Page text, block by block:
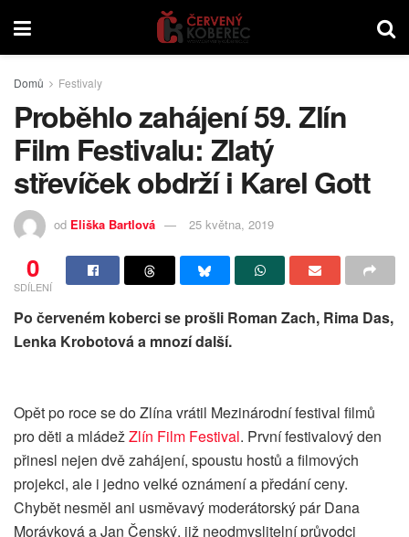
Domů Festivaly
Proběhlo zahájení 59. Zlín
Film Festivalu: Zlatý
střevíček obdrží i Karel Gott
od Eliška Bartlová 25 května, 2019
0
SDÍLENÍ
Po červeném koberci se prošli Roman Zach, Rima Das,
Lenka Krobotová a mnozí další.
Opět po roce se do Zlína vrátil Mezinárodní festival filmů
pro děti a mládežZlín Film Festival. První festivalový den
přinesl nejen dvě zahájení, spoustu hostů a filmových
projekci, ale i jedno velké oznámení a předání ceny.
Chybět nesměl ani usměvavý moderátorský pár Dana
Morávková a Jan Čenský, již neodmyslitelní průvodci